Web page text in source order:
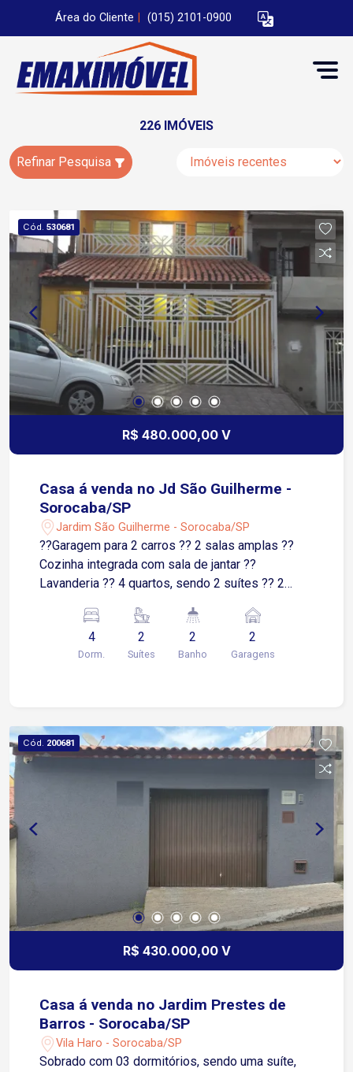
Área do Cliente (015) 2101-0900
226 IMÓVEIS
Refinar Pesquisa
Cód. 530681
R$ 480.000,00 V
Casa á venda no Jd São Guilherme -
Sorocaba/SP
Jardim São Guilherme - Sorocaba/SP
??Garagem para 2 carros ?? 2 salas amplas ??
Cozinha integrada com sala de jantar ??
Lavanderia ?? 4 quartos, sendo 2 suítes ?? 2
lenha ?? Forno de pizza ?? Espaço mobiliado e
pronto para receber amigos e família
4
Dorm.
2
Suítes
2
Banho
2
Garagens
Cód. 200681
R$ 430.000,00 V
Casa á venda no Jardim Prestes de
Barros - Sorocaba/SP
Vila Haro - Sorocaba/SP
Sobrado com 03 dormitórios, sendo uma suíte,